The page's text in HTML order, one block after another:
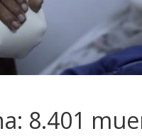
8.401